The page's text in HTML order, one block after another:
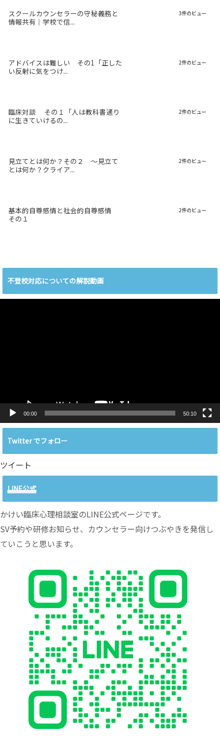
スクールカウンセラーの守秘義務と
情報共有｜学校で信...
3件のビュー
アドバイスは難しい その1「正した
い反射に気をつけ...
2件のビュー
臨床対談 その１「人は教科書通り
に生きていけるの...
2件のビュー
見立てとは何か？その２ 〜見立て
とは何か？クライア...
2件のビュー
基本的自尊感情と社会的自尊感情
その１
2件のビュー
不登校対応についての解説動画
00:00 50:10
Twitter でフォロー
ツイート
LINE公式
かけい臨床心理相談室のLINE公式ページです。
SV予約や研修お知らせ、カウンセラー向けつぶやきを発信し
ていこうと思います。